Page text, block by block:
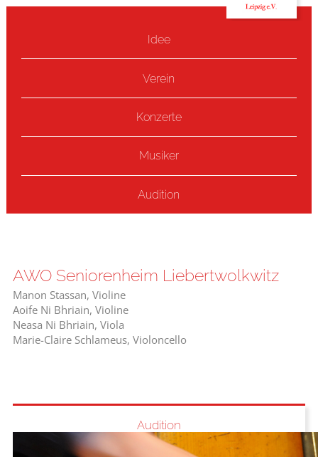
Idee
Verein
Konzerte
Musiker
Audition
AWO Seniorenheim Liebertwolkwitz
Manon Stassan, Violine
Aoife Ni Bhriain, Violine
Neasa Ni Bhriain, Viola
Marie-Claire Schlameus, Violoncello
Audition